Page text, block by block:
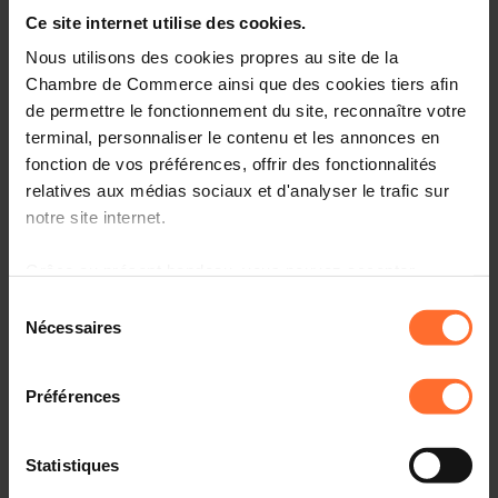
Ce site internet utilise des cookies.
Nous utilisons des cookies propres au site de la
Chambre de Commerce ainsi que des cookies tiers afin
de permettre le fonctionnement du site, reconnaître votre
terminal, personnaliser le contenu et les annonces en
fonction de vos préférences, offrir des fonctionnalités
relatives aux médias sociaux et d'analyser le trafic sur
notre site internet.
à l’exception des cookies strictement nécessaires au
fonctionnement du site. Une description des différents
cookies est accessible sous l’onglet « Détails » ci-
dessus.
Il est précisé que la navigation sur le site et certaines
fonctionnalités (ex : lecture de vidéos, partage sur les
Nécessaires
Préférences
Statistiques
entrepreneurs.
Comment? Participez à une prochaine session
vous informera sur l’écosystème, le cadre réglementaire
et les démarches à suivre.
Programme
entrepreneurs au Luxembourg